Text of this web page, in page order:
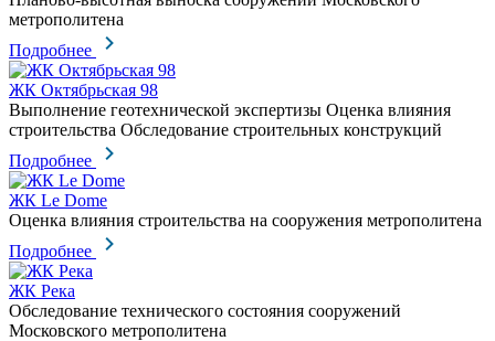
метрополитена
Подробнее
ЖК Октябрьская 98
Выполнение геотехнической экспертизы Оценка влияния
строительства Обследование строительных конструкций
Подробнее
ЖК Le Dome
Оценка влияния строительства на сооружения метрополитена
Подробнее
ЖК Река
Обследование технического состояния сооружений
Московского метрополитена